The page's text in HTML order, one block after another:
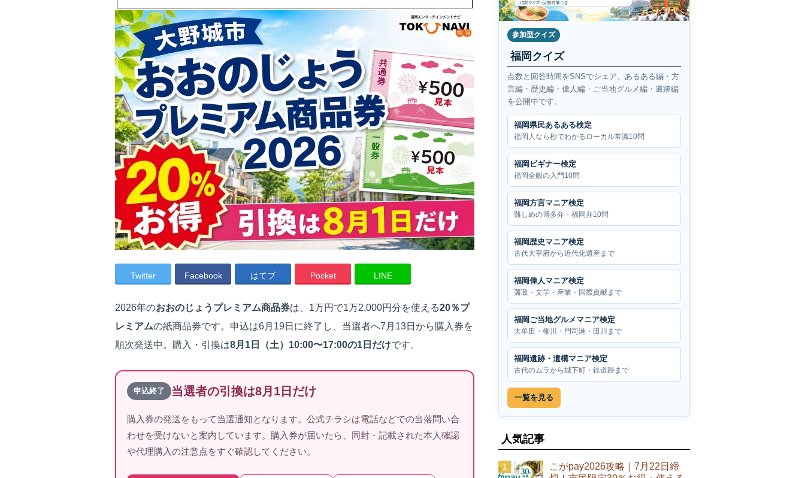
Twitter Facebook はてブ Pocket LINE
2026年のおおのじょうプレミアム商品券は、1万円で1万2,000円分を使える20％プ
レミアムの紙商品券です。申込は6月19日に終了し、当選者へ7月13日から購入券を
順次発送中。購入・引換は8月1日（土）10:00〜17:00の1日だけです。
申込終了 当選者の引換は8月1日だけ
購入券の発送をもって当選通知となります。公式チラシは電話などでの当落問い合
わせを受けないと案内しています。購入券が届いたら、同封・記載された本人確認
や代理購入の注意点をすぐ確認してください。
参加型クイズ
福岡クイズ
点数と回答時間をSNSでシェア。あるある編・方
言編・歴史編・偉人編・ご当地グルメ編・遺跡編
を公開中です。
福岡県民あるある検定
福岡人なら秒でわかるローカル常識10問
福岡ビギナー検定
福岡全般の入門10問
福岡方言マニア検定
難しめの博多弁・福岡弁10問
福岡歴史マニア検定
古代大宰府から近代化遺産まで
福岡偉人マニア検定
藩政・文学・産業・国際貢献まで
福岡ご当地グルメマニア検定
大牟田・柳川・門司港・田川まで
福岡遺跡・遺構マニア検定
古代のムラから城下町・鉄道跡まで
一覧を見る
人気記事
こがpay2026攻略｜7月22日締